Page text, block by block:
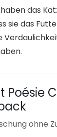
das
sie das
Poésie
ohne